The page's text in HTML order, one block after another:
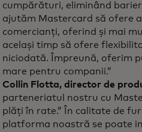
cumpărături, eliminând
ajutăm Mastercard să ofere
comercianți, oferind și mai
același timp să ofere
niciodată. Împreună, oferim
mare pentru companii.”
Collin Flotta, director de
parteneriatul nostru cu
plăți în rate.” În calitate de
platforma noastră se poate